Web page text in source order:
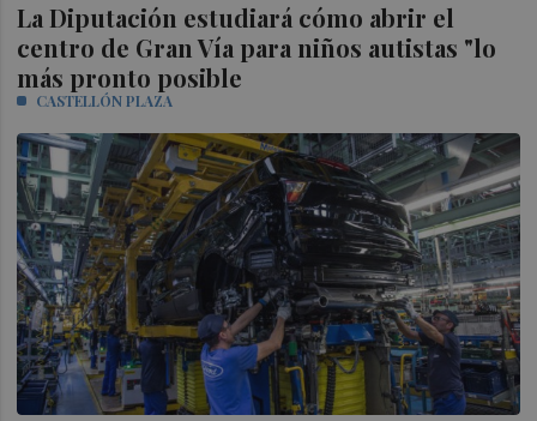
La Diputación estudiará cómo abrir el
centro de Gran Vía para niños autistas "lo
más pronto posible
CASTELLÓN PLAZA